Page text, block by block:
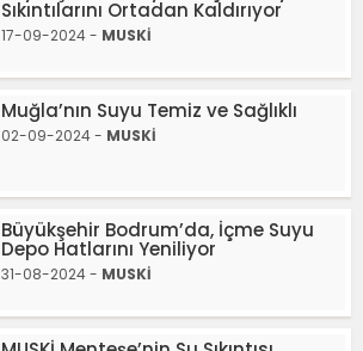
Sıkıntılarını Ortadan Kaldırıyor
17-09-2024 - MUSKİ
Muğla’nın Suyu Temiz ve Sağlıklı
02-09-2024 - MUSKİ
Büyükşehir Bodrum’da, İçme Suyu
Depo Hatlarını Yeniliyor
31-08-2024 - MUSKİ